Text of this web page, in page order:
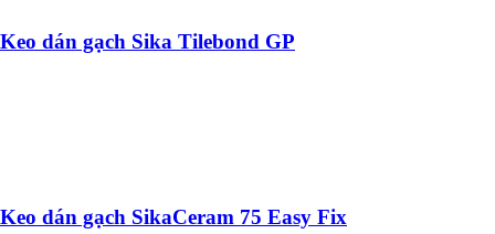
Keo dán gạch Sika Tilebond GP
Keo dán gạch SikaCeram 75 Easy Fix